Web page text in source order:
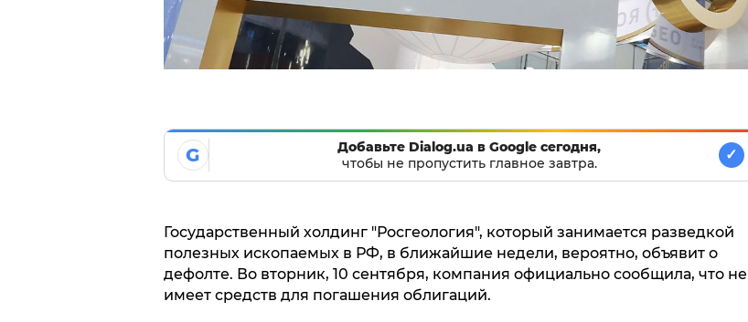
G
Добавьте Dialog.ua в Google сегодня,
чтобы не пропустить главное завтра.
✓
Государственный холдинг "Росгеология", который занимается разведкой
полезных ископаемых в РФ, в ближайшие недели, вероятно, объявит о
дефолте. Во вторник, 10 сентября, компания официально сообщила, что не
имеет средств для погашения облигаций.